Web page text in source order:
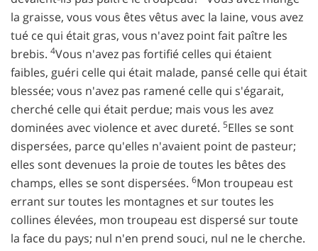
la graisse, vous vous êtes vêtus avec la laine, vous avez
tué ce qui était gras, vous n'avez point fait paître les
brebis. 4Vous n'avez pas fortifié celles qui étaient
faibles, guéri celle qui était malade, pansé celle qui était
blessée; vous n'avez pas ramené celle qui s'égarait,
cherché celle qui était perdue; mais vous les avez
dominées avec violence et avec dureté. 5Elles se sont
dispersées, parce qu'elles n'avaient point de pasteur;
elles sont devenues la proie de toutes les bêtes des
champs, elles se sont dispersées. 6Mon troupeau est
errant sur toutes les montagnes et sur toutes les
collines élevées, mon troupeau est dispersé sur toute
la face du pays; nul n'en prend souci, nul ne le cherche.